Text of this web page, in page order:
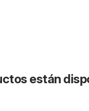
están